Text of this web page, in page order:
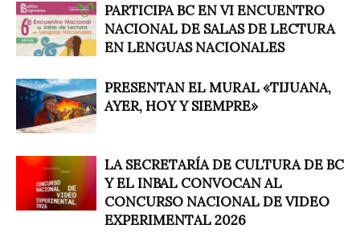
PARTICIPA BC EN VI ENCUENTRO
NACIONAL DE SALAS DE LECTURA
EN LENGUAS NACIONALES
PRESENTAN EL MURAL «TIJUANA,
AYER, HOY Y SIEMPRE»
LA SECRETARÍA DE CULTURA DE BC
Y EL INBAL CONVOCAN AL
CONCURSO NACIONAL DE VIDEO
EXPERIMENTAL 2026